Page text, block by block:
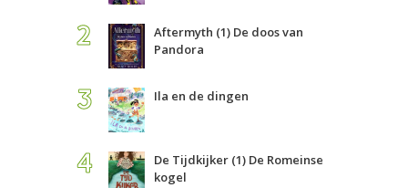
Aftermyth (1) De doos van
Pandora
Ila en de dingen
De Tijdkijker (1) De Romeinse
kogel